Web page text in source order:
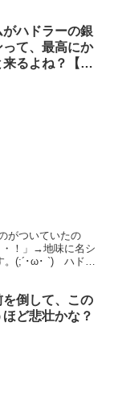
ハドラーの銀
て、最高にか
るよね？【ダ
がついていたの
・！」→地味に名シ
。(;´･ω･ `) ハドラ
倒して、この
ど悲壮かな？